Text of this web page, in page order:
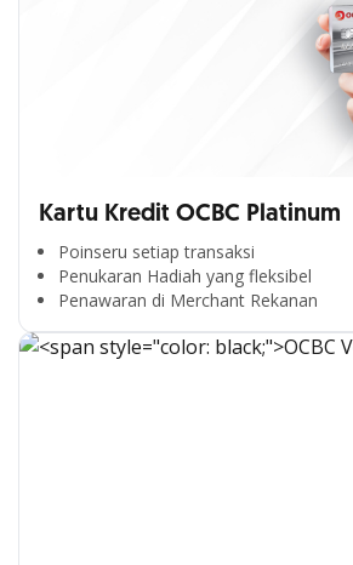
Kartu Kredit OCBC Platinum
Poinseru setiap transaksi
Penukaran Hadiah yang fleksibel
Penawaran di Merchant Rekanan